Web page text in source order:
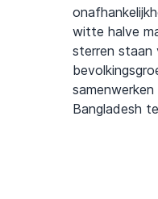
witte halve
sterren staan
Bangladesh